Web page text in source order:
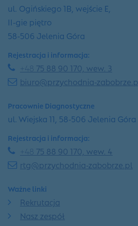
ul. Ogińskiego 1B, wejście E,
II-gie piętro
58-506 Jelenia Góra
Rejestracja i informacja:
+48 75 88 90 170, wew. 3
biuro@przychodnia-zabobrze.pl
Pracownie Diagnostyczne
ul. Wiejska 11, 58-506 Jelenia Góra
Rejestracja i informacja:
+48 75 88 90 170, wew. 4
rtg@przychodnia-zabobrze.pl
Ważne linki
Rekrutacja
Nasz zespół